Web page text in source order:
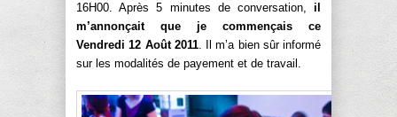
16H00. Après 5 minutes de conversation, il
m’annonçait que je commençais ce
Vendredi 12 Août 2011. Il m’a bien sûr informé
sur les modalités de payement et de travail.